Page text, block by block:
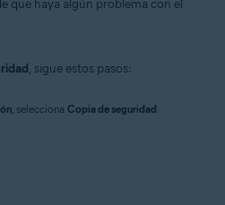
que haya algún problema con el
, sigue estos pasos:
, selecciona Copia de seguridad